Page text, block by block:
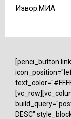
Извор:МИА
[penci_button
DESC"